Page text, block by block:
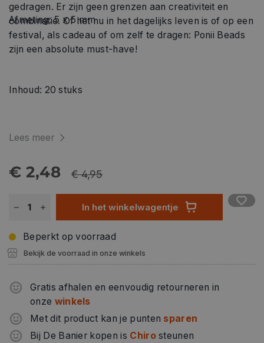
gedragen. Er zijn geen grenzen aan creativiteit en
combinatie. Of het nu in het dagelijks leven is of op een
festival, als cadeau of om zelf te dragen: Ponii Beads
zijn een absolute must-have!
Afmeting: 5 x 5 mm
Inhoud: 20 stuks
Lees meer
€ 2,48 € 4,95
In het winkelwagentje
Beperkt op voorraad
Bekijk de voorraad in onze winkels
Gratis afhalen en eenvoudig retourneren in
onze winkels
Met dit product kan je punten sparen
Bij De Banier kopen is Chirosteunen